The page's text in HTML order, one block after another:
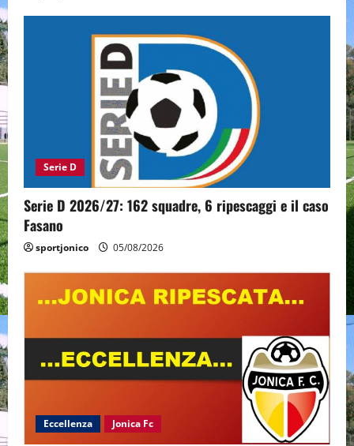
Serie D
Serie D 2026/27: 162 squadre, 6 ripescaggi e il caso
Fasano
sportjonico 05/08/2026
Eccellenza Jonica Fc